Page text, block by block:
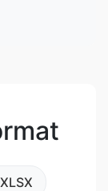
XLSX